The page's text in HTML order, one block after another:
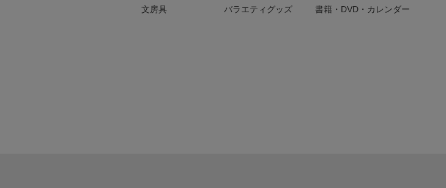
文房具 バラエティグッズ 書籍・DVD・カレンダー